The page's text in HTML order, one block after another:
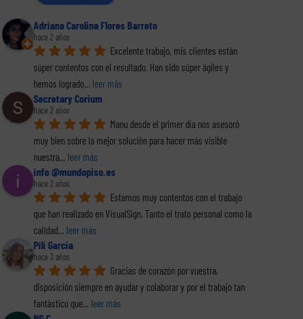
Adriana Carolina Flores Barreto
hace 2 años
Excelente trabajo, mis clientes están
súper contentos con el resultado. Han sido súper ágiles y
hemos logrado... leer más
Secretary Corium
hace 2 años
Manu desde el primer día nos asesoró
muy bien sobre la mejor solución para hacer más visible
nuestra... leer más
info @mundopiso.es
hace 2 años
Estamos muy contentos con el trabajo
que han realizado en VisualSign. Tanto el trato personal como la
calidad... leer más
Pili Garcia
hace 3 años
Gracias de corazón por vuestra,
disposición siempre en ayudar y colaborar y por el trabajo tan
fantástico que... leer más